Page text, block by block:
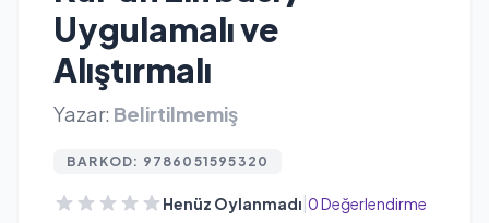
Uygulamalı ve
Alıştırmalı
Yazar: Belirtilmemiş
BARKOD: 9786051595320
Henüz Oylanmadı 0 Değerlendirme